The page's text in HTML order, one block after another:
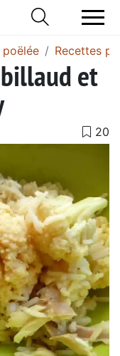
poëlée Recettes
et